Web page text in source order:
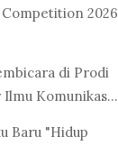
2026
di Prodi
Komunikas...
Baru "Hidup